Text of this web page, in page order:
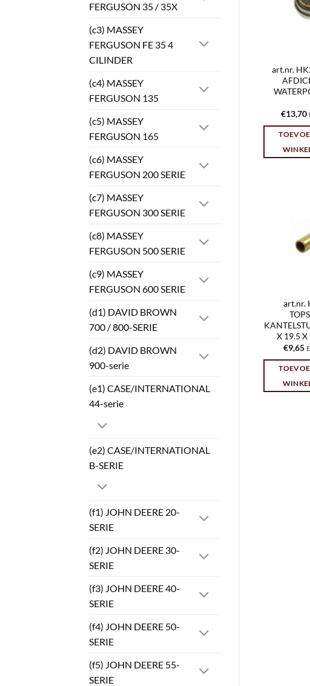
FERGUSON 35 / 35X
(c3) MASSEY
FERGUSON FE 35 4
CILINDER
(c4) MASSEY
FERGUSON 135
(c5) MASSEY
FERGUSON 165
(c6) MASSEY
FERGUSON 200 SERIE
(c7) MASSEY
FERGUSON 300 SERIE
(c8) MASSEY
FERGUSON 500 SERIE
(c9) MASSEY
FERGUSON 600 SERIE
(d1) DAVID BROWN
700 / 800-SERIE
(d2) DAVID BROWN
900-serie
(e1) CASE/INTERNATIONAL
44-serie
(e2) CASE/INTERNATIONAL
B-SERIE
(f1) JOHN DEERE 20-
SERIE
(f2) JOHN DEERE 30-
SERIE
(f3) JOHN DEERE 40-
SERIE
(f4) JOHN DEERE 50-
SERIE
(f5) JOHN DEERE 55-
SERIE
art.nr.
€13,70
art.nr.
X 19.5
€9,65